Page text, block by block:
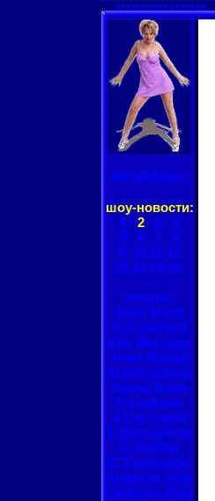
внутренняя реклама
ИХ НРАВЫ:
шоу-новости:
1
2 3
4
5
6 7
8
9 10 11 12
13 14 15 16
звёзды:
Demi Moor
C.Crowford
Kim Basinger
Josie Bissett
D.Barrymore
Geena Davis
H.Locklear
J.Lee Curtis
L.Evangelista
C.Schiffer
C.Turlengton
Angelina Jolie
Cameron Diaz